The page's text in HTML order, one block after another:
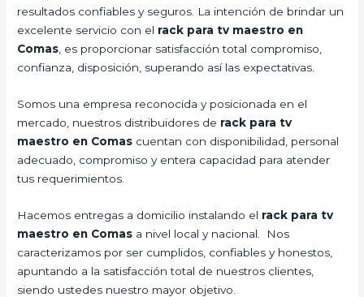
resultados confiables y seguros. La intención de brindar un
excelente servicio con el rack para tv maestro en
Comas , es proporcionar satisfacción total compromiso,
confianza, disposición, superando así las expectativas.
Somos una empresa reconocida y posicionada en el
mercado, nuestros distribuidores de rack para tv
maestro en Comas cuentan con disponibilidad, personal
adecuado, compromiso y entera capacidad para atender
tus requerimientos.
Hacemos entregas a domicilio instalando el rack para tv
maestro en Comas a nivel local y nacional. Nos
caracterizamos por ser cumplidos, confiables y honestos,
apuntando a la satisfacción total de nuestros clientes,
siendo ustedes nuestro mayor objetivo.